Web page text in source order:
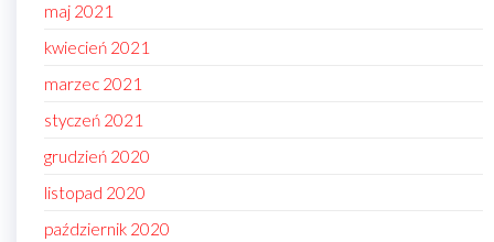
maj 2021
kwiecień 2021
marzec 2021
styczeń 2021
grudzień 2020
listopad 2020
październik 2020